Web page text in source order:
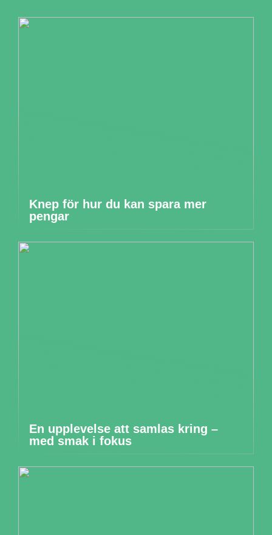
Knep för hur du kan spara mer
pengar
En upplevelse att samlas kring –
med smak i fokus